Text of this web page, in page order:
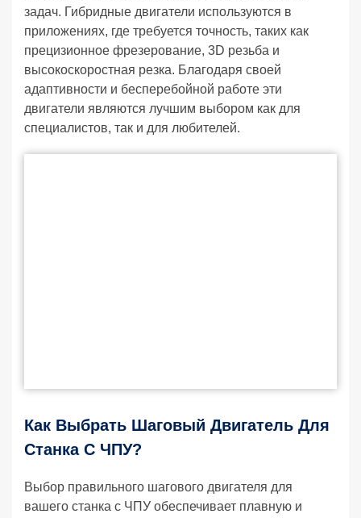
задач. Гибридные двигатели используются в
приложениях, где требуется точность, таких как
прецизионное фрезерование, 3D резьба и
высокоскоростная резка. Благодаря своей
адаптивности и бесперебойной работе эти
двигатели являются лучшим выбором как для
специалистов, так и для любителей.
Как Выбрать Шаговый Двигатель Для
Станка С ЧПУ?
Выбор правильного шагового двигателя для
вашего станка с ЧПУ обеспечивает плавную и